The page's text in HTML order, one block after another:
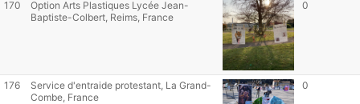
170
Option Arts Plastiques Lycée Jean-
Baptiste-Colbert, Reims, France
0
176
Service d'entraide protestant, La Grand-
Combe, France
0